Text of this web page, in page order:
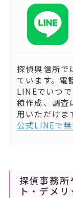
探偵興信所で
ています。電
LINEでいつ
積作成、調査
用いただけま
公式LINEで
探偵事務所
ト・デメリ